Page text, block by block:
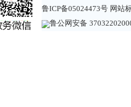
鲁ICP备05024473号 网站
鲁公网安备